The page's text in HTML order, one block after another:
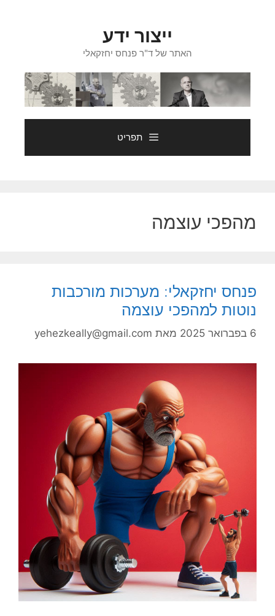
ייצור ידע
האתר של ד"ר פנחס יחזקאלי
תפריט
מהפכי עוצמה
פנחס יחזקאלי: מערכות מורכבות
נוטות למהפכי עוצמה
6 בפברואר 2025 מאת yehezkeally@gmail.com